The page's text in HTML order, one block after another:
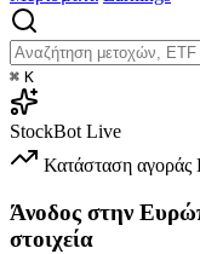
⌘ K
StockBot Live
Κατάσταση αγοράς
Άνοδος στην
στοιχεία